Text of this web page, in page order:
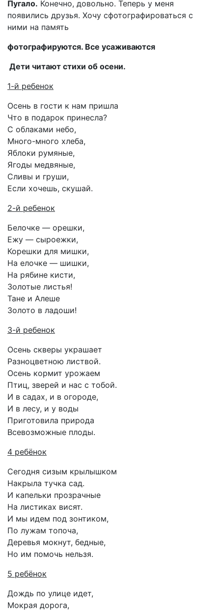
Пугало. Конечно, довольно. Теперь у меня
появились друзья. Хочу сфотографироваться с
ними на память
фотографируются. Все усаживаются
Дети читают стихи об осени.
1-й ребенок
Осень в гости к нам пришла
Что в подарок принесла?
С облаками небо,
Много-много хлеба,
Яблоки румяные,
Ягоды медвяные,
Сливы и груши,
Если хочешь, скушай.
2-й ребенок
Белочке — орешки,
Ежу — сыроежки,
Корешки для мишки,
На елочке — шишки,
На рябине кисти,
Золотые листья!
Тане и Алеше
Золото в ладоши!
3-й ребенок
Осень скверы украшает
Разноцветною листвой.
Осень кормит урожаем
Птиц, зверей и нас с тобой.
И в садах, и в огороде,
И в лесу, и у воды
Приготовила природа
Всевозможные плоды.
4 ребёнок
Сегодня сизым крылышком
Накрыла тучка сад.
И капельки прозрачные
На листиках висят.
И мы идем под зонтиком,
По лужам топоча,
Деревья мокнут, бедные,
Но им помочь нельзя.
5 ребёнок
Дождь по улице идет,
Мокрая дорога,